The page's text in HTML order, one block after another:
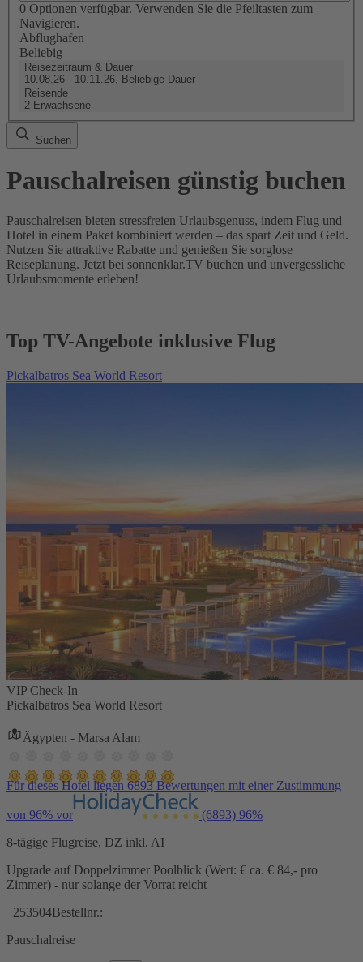
0 Optionen verfügbar. Verwenden Sie die Pfeiltasten zum
Navigieren.
Abflughafen
Beliebig
Reisezeitraum & Dauer
10.08.26 - 10.11.26, Beliebige Dauer
Reisende
2 Erwachsene
Suchen
Pauschalreisen günstig buchen
Pauschalreisen bieten stressfreien Urlaubsgenuss, indem Flug und
Hotel in einem Paket kombiniert werden – das spart Zeit und Geld.
Nutzen Sie attraktive Rabatte und genießen Sie sorglose
Reiseplanung. Jetzt bei sonnenklar.TV buchen und unvergessliche
Urlaubsmomente erleben!
Top TV-Angebote inklusive Flug
Pickalbatros Sea World Resort
VIP Check-In
Pickalbatros Sea World Resort
Ägypten - Marsa Alam
Für dieses Hotel liegen 6893 Bewertungen mit einer Zustimmung
von 96% vor (6893) 96%
8-tägige Flugreise, DZ inkl. AI
Upgrade auf Doppelzimmer Poolblick (Wert: € ca. € 84,- pro
Zimmer) - nur solange der Vorrat reicht
253504Bestellnr.:
Pauschalreise